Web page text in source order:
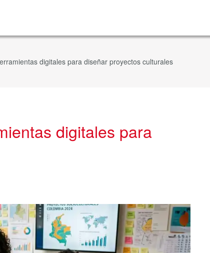
digitales para diseñar proyectos culturales
digitales para